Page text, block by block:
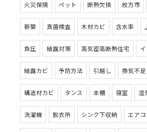
火災保険 ペット 断熱欠損 枚方市
新築 真菌検査 木材カビ 含水率
負圧 結露対策 高気密高断熱住宅
結露カビ 予防方法 引越し 換気不足
構造材カビ タンス 本棚 寝室 湿
洗濯機 脱衣所 シンク下収納 エア